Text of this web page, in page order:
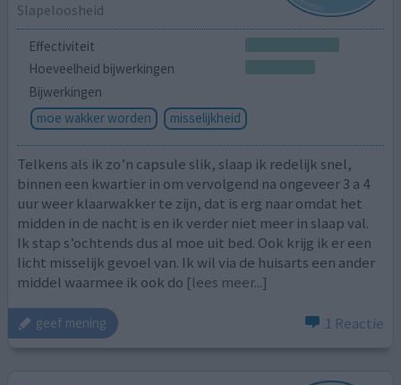
Slapeloosheid
Effectiviteit
Hoeveelheid bijwerkingen
Bijwerkingen
moe wakker worden
misselijkheid
Telkens als ik zo’n capsule slik, slaap ik redelijk snel,
binnen een kwartier in om vervolgend na ongeveer 3 a 4
uur weer klaarwakker te zijn, dat is erg naar omdat het
midden in de nacht is en ik verder niet meer in slaap val.
Ik stap s’ochtends dus al moe uit bed. Ook krijg ik er een
licht misselijk gevoel van. Ik wil via de huisarts een ander
middel waarmee ik ook do [lees meer...]
geef mening 1 Reactie